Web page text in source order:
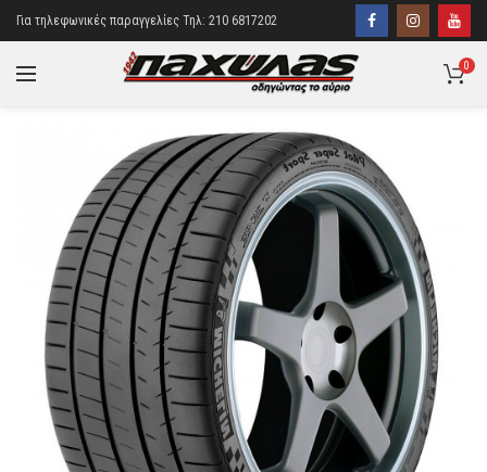
Για τηλεφωνικές παραγγελίες Τηλ: 210 6817202
0